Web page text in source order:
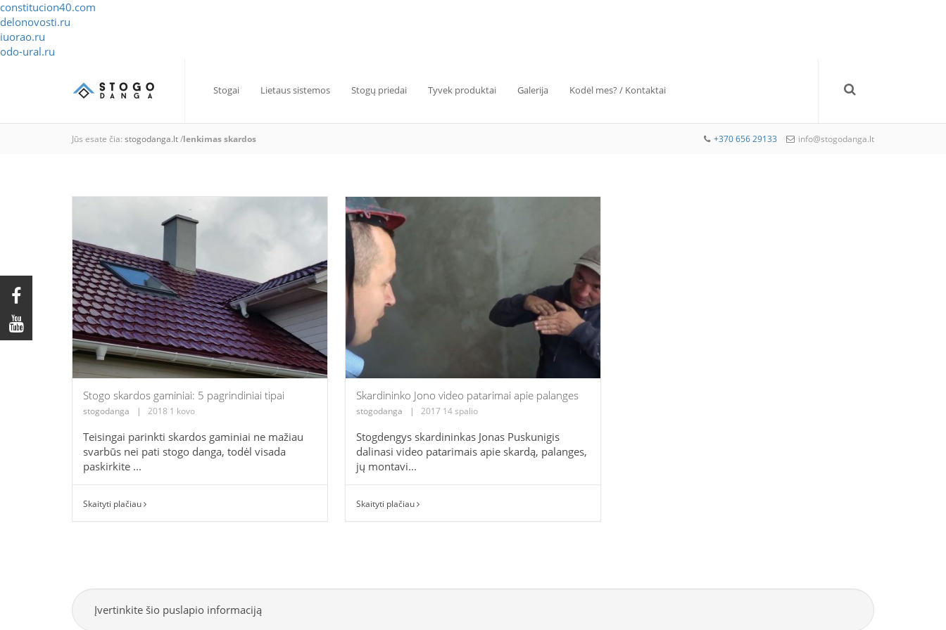
constitucion40.com
delonovosti.ru
iuorao.ru
odo-ural.ru
Stogai Lietaus sistemos Stogų priedai Tyvek produktai Galerija Kodėl mes? / Kontaktai
Jūs esate čia: stogodanga.lt/lenkimas skardos +370 656 29133 info@stogodanga.lt
Stogo skardos gaminiai: 5 pagrindiniai tipai
stogodanga | 2018 1 kovo
Teisingai parinkti skardos gaminiai ne mažiau
svarbūs nei pati stogo danga, todėl visada
paskirkite ...
Skaityti plačiau
Skardininko Jono video patarimai apie palanges
stogodanga | 2017 14 spalio
Stogdengys skardininkas Jonas Puskunigis
dalinasi video patarimais apie skardą, palanges,
jų montavi...
Skaityti plačiau
Įvertinkite šio puslapio informaciją